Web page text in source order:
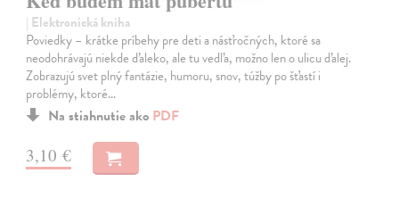
| Elektronická kniha
Poviedky – krátke príbehy pre deti a násťročných, ktoré sa
neodohrávajú niekde ďaleko, ale tu vedľa, možno len o ulicu ďalej.
Zobrazujú svet plný fantázie, humoru, snov, túžby po šťastí i
problémy, ktoré…
Na stiahnutie ako PDF
3,10 €